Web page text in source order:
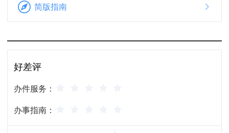
简版指南
好差评
办件服务：
办事指南：